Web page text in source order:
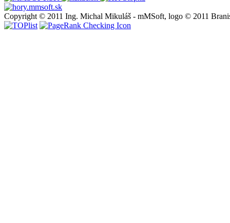
Copyright © 2011 Ing. Michal Mikuláš - mMSoft, logo © 2011